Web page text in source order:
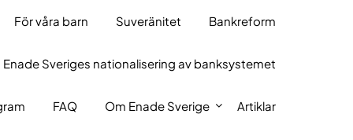
För våra barn Suveränitet Bankreform
Sveriges nationalisering av banksystemet
FAQ Om Enade Sverige Artiklar